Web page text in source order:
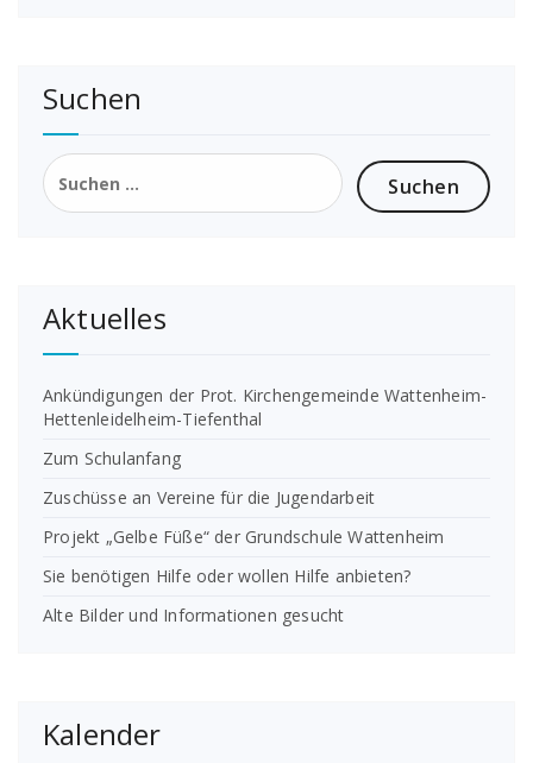
Suchen
Suchen
nach:
Aktuelles
Ankündigungen der Prot. Kirchengemeinde Wattenheim-
Hettenleidelheim-Tiefenthal
Zum Schulanfang
Zuschüsse an Vereine für die Jugendarbeit
Projekt „Gelbe Füße“ der Grundschule Wattenheim
Sie benötigen Hilfe oder wollen Hilfe anbieten?
Alte Bilder und Informationen gesucht
Kalender